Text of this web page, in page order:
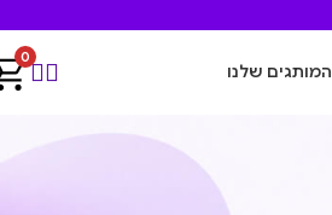
המותגים שלנו
0